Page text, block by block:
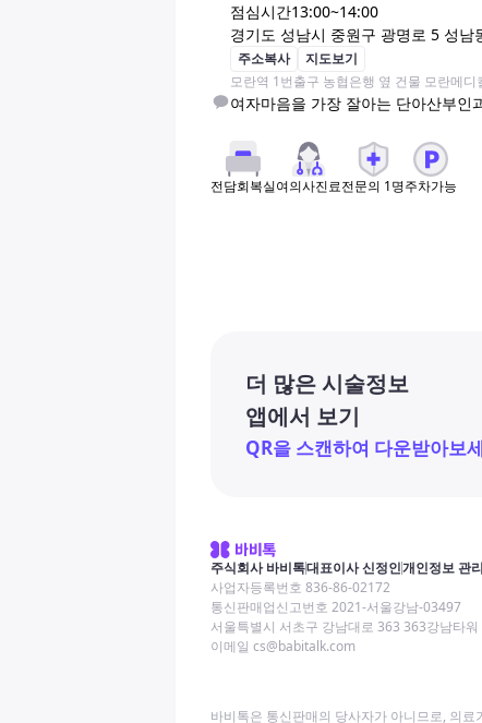
점심시간13:00~14:00
경기도 성남시 중원구 광명로 5 성남
주소복사
지도보기
모란역 1번출구 농협은행 옆 건물 모란메디
여자마음을 가장 잘아는 단아산부인
전담회복실여의사진료전문의 1명주차가능
더 많은 시술정보
앱에서 보기
QR을 스캔하여 다운받아보
주식회사 바비톡대표이사 신정인개인정보 관
사업자등록번호 836-86-02172
통신판매업신고번호 2021-서울강남-03497
서울특별시 서초구 강남대로 363 363강남타워
이메일 cs@babitalk.com
바비톡은 통신판매의 당사자가 아니므로, 의